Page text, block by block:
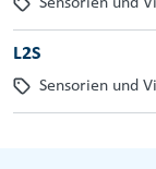
L2S
Sensorien und